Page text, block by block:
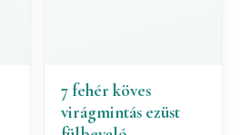
7 fehér köves
virágmintás ezüst